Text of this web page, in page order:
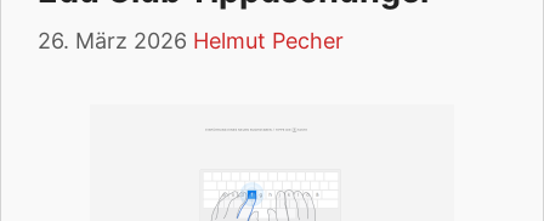
26. März 2026 Helmut Pecher